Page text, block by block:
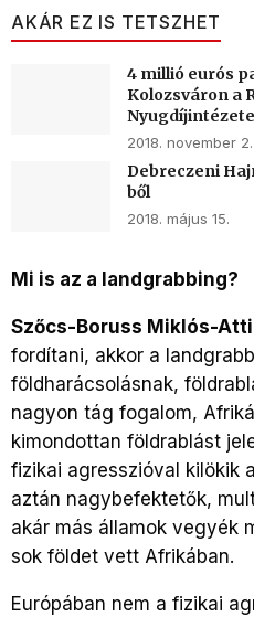
AKÁR EZ IS TETSZHET
4 millió eurós
Kolozsváron a
Nyugdíjintézete
2018. november 2.
Debreczeni
ből
2018. május 15.
Mi is az a landgrabbing?
Szőcs-Boruss Miklós-
fordítani, akkor a
földharácsolásnak,
nagyon tág fogalom,
kimondottan földrablást
fizikai agresszióval kilökik
aztán nagybefektetők,
akár más államok vegyék
sok földet vett Afrikában.
Európában nem a fizikai